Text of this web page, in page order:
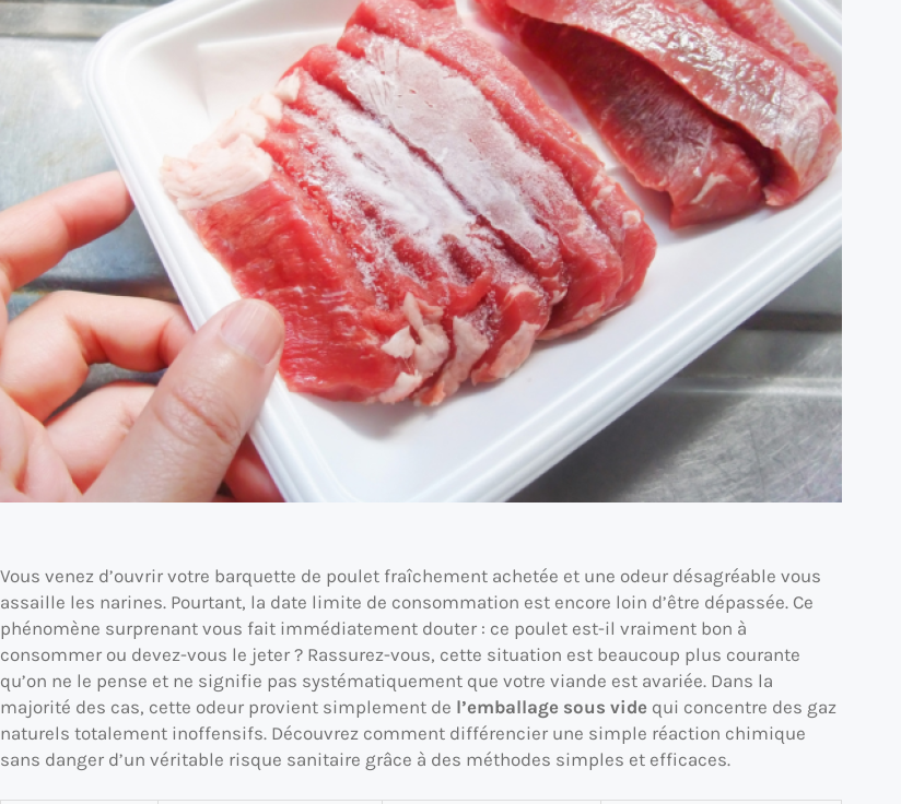
Vous venez d’ouvrir votre barquette de poulet fraîchement achetée et une odeur désagréable vous
assaille les narines. Pourtant, la date limite de consommation est encore loin d’être dépassée. Ce
phénomène surprenant vous fait immédiatement douter : ce poulet est-il vraiment bon à
consommer ou devez-vous le jeter ? Rassurez-vous, cette situation est beaucoup plus courante
qu’on ne le pense et ne signifie pas systématiquement que votre viande est avariée. Dans la
majorité des cas, cette odeur provient simplement de l’emballage sous vide qui concentre des gaz
naturels totalement inoffensifs. Découvrez comment différencier une simple réaction chimique
sans danger d’un véritable risque sanitaire grâce à des méthodes simples et efficaces.